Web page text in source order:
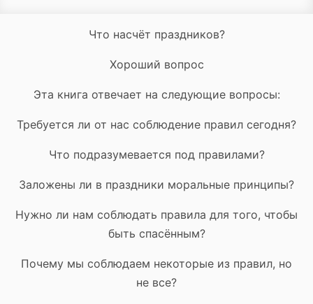
Что насчёт праздников?
Хороший вопрос
Эта книга отвечает на следующие вопросы:
Требуется ли от нас соблюдение правил сегодня?
Что подразумевается под правилами?
Заложены ли в праздники моральные принципы?
Нужно ли нам соблюдать правила для того, чтобы
быть спасённым?
Почему мы соблюдаем некоторые из правил, но
не все?